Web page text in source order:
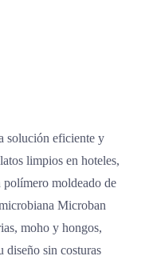
solución eficiente y
limpios en hoteles,
polímero moldeado de
Microban
moho y hongos,
diseño sin costuras